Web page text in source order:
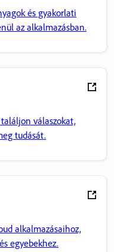
és gyakorlati
az alkalmazásban.
válaszokat,
tudását.
alkalmazásaihoz,
egyebekhez.